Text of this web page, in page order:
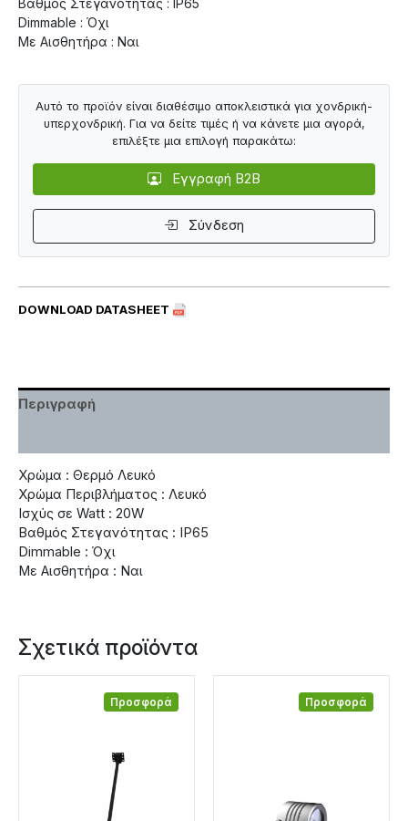
Dimmable : Όχι
Με Αισθητήρα : Ναι
DOWNLOAD DATASHEET
Αυτό το προϊόν είναι διαθέσιμο αποκλειστικά για χονδρική-
υπερχονδρική. Για να δείτε τιμές ή να κάνετε μια αγορά,
επιλέξτε μια επιλογή παρακάτω:
Εγγραφή B2B
Σύνδεση
Περιγραφή
Χρώμα : Θερμό Λευκό
Χρώμα Περιβλήματος : Λευκό
Ισχύς σε Watt : 20W
Βαθμός Στεγανότητας : IP65
Dimmable : Όχι
Με Αισθητήρα : Ναι
Σχετικά προϊόντα
Προσφορά Προσφορά